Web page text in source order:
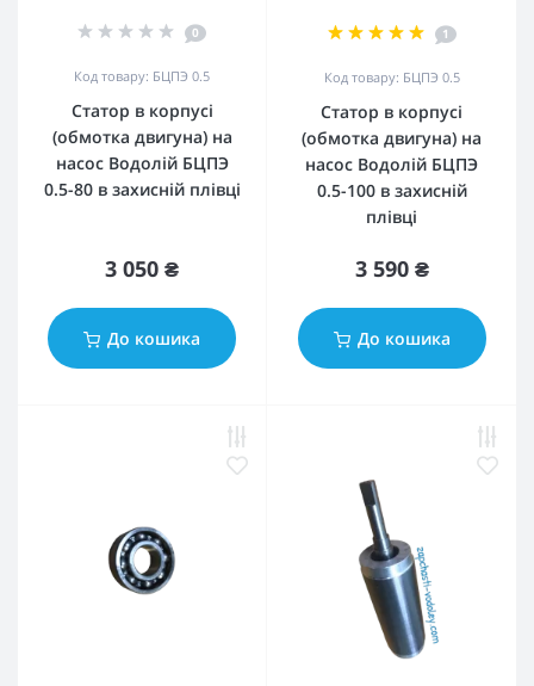
0
Код товару: БЦПЭ 0.5
Статор в корпусі
(обмотка двигуна) на
насос Водолій БЦПЭ
0.5-80 в захисній плівці
3 050 ₴
До кошика
1
Код товару: БЦПЭ 0.5
Статор в корпусі
(обмотка двигуна) на
насос Водолій БЦПЭ
0.5-100 в захисній
плівці
3 590 ₴
До кошика